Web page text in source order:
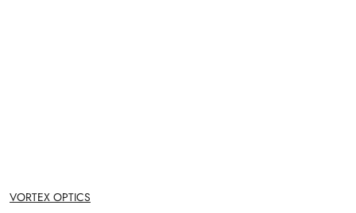
NAZWA
PRODUCENTA:
VORTEX OPTICS